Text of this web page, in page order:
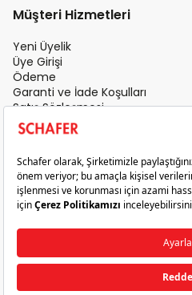
Müşteri Hizmetleri
Yeni Üyelik
Üye Girişi
Ödeme
Garanti ve İade Koşulları
Satış Sözleşmesi
Üyelik Sözleşmesi
İletişim
Gizlilik ve Güvenlik
Sık Sorulan Sorular
Satış Sonrası Hizmet
© 2026 Schafer. Tüm Hakları Saklıdır.